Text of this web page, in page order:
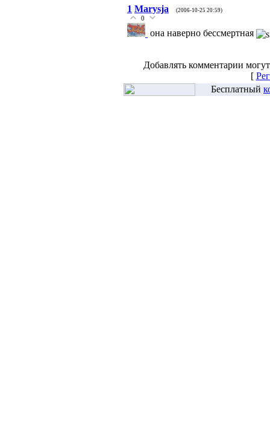
1 Marysja (2006-10-25 20:59)
0
она наверно бессмертная
Добавлять комментарии
[
Бесплатный